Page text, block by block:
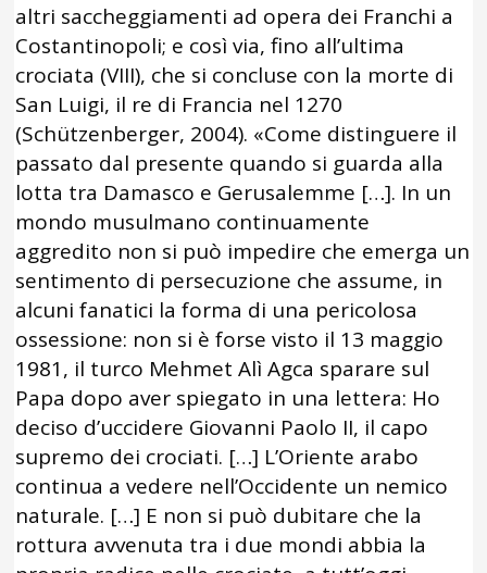
altri saccheggiamenti ad opera dei Franchi a
Costantinopoli; e così via, fino all’ultima
crociata (VIII), che si concluse con la morte di
San Luigi, il re di Francia nel 1270
(Schützenberger, 2004). «Come distinguere il
passato dal presente quando si guarda alla
lotta tra Damasco e Gerusalemme […]. In un
mondo musulmano continuamente
aggredito non si può impedire che emerga un
sentimento di persecuzione che assume, in
alcuni fanatici la forma di una pericolosa
ossessione: non si è forse visto il 13 maggio
1981, il turco Mehmet Alì Agca sparare sul
Papa dopo aver spiegato in una lettera: Ho
deciso d’uccidere Giovanni Paolo II, il capo
supremo dei crociati. […] L’Oriente arabo
continua a vedere nell’Occidente un nemico
naturale. […] E non si può dubitare che la
rottura avvenuta tra i due mondi abbia la